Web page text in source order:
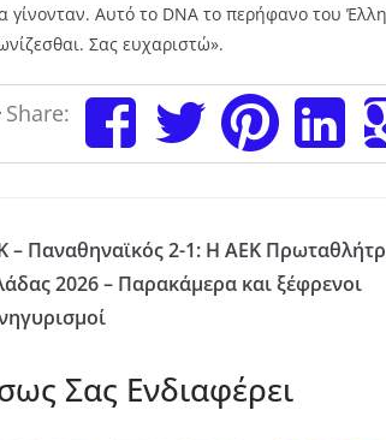
γίνονταν. Αυτό το DNA το περήφανο του
Σας ευχαριστώ».
Share:
– Παναθηναϊκός 2-1: Η ΑΕΚ
2026 – Παρακάμερα και ξέφρενοι
Σας Ενδιαφέρει